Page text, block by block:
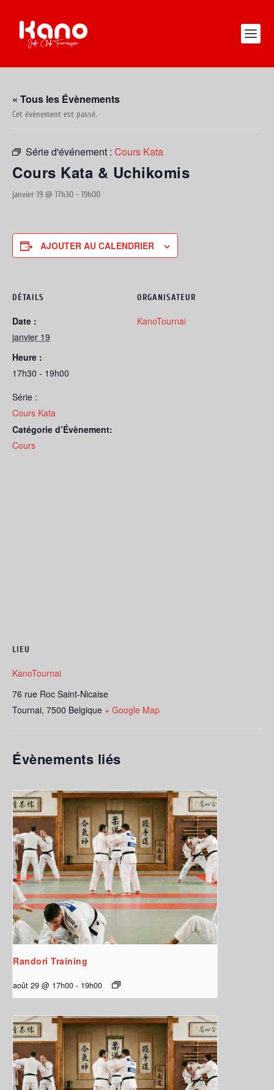
« Tous les Évènements
Cet évènement est passé.
Série d'événement : Cours Kata
Cours Kata & Uchikomis
janvier 19 @ 17h30 - 19h00
AJOUTER AU CALENDRIER
DÉTAILS
Date :
janvier 19
Heure :
17h30 - 19h00
Série :
Cours Kata
Catégorie d’Évènement:
Cours
ORGANISATEUR
KanoTournai
LIEU
KanoTournai
76 rue Roc Saint-Nicaise
Tournai, 7500 Belgique + Google Map
Évènements liés
Randori Training
août 29 @ 17h00 - 19h00